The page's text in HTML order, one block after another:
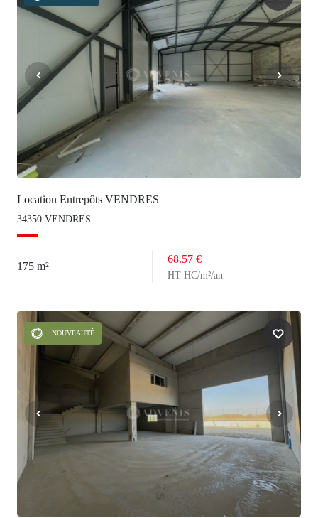
Location Entrepôts VENDRES
34350 VENDRES
175 m²
68.57 €
HT HC/m²/an
NOUVEAUTÉ